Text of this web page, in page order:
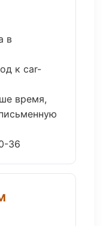
в
к car-
время,
36